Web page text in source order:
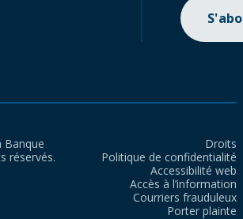
Banque
réservés.
Droits
Politique de confidentialité
Accessibilité web
Accès à l’information
Courriers frauduleux
Porter plainte